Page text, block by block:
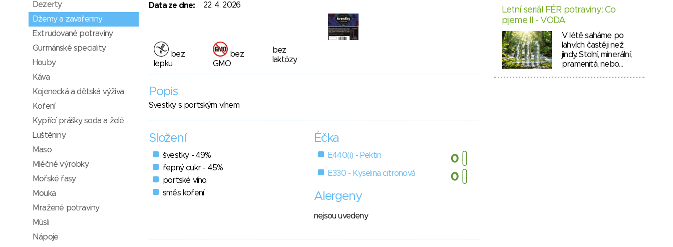
Data ze dne:
22. 4. 2026
bez
lepku
bez
GMO
bez
laktózy
Popis
Švestky s portským vínem
Složení
švestky - 49%
řepný cukr - 45%
portské víno
směs koření
Éčka
E440(i) - Pektin
E330 - Kyselina citronová
Alergeny
nejsou uvedeny
Dezerty
Džemy a zavařeniny
Extrudované potraviny
Gurmánské speciality
Houby
Káva
Kojenecká a dětská výživa
Koření
Kypřící prášky, soda a želé
Luštěniny
Maso
Mléčné výrobky
Mořské řasy
Mouka
Mražené potraviny
Müsli
Nápoje
Letní seriál FÉR potraviny: Co
pijeme II - VODA
V létě saháme po
lahvích častěji než
jindy. Stolní, minerální,
pramenitá, nebo…